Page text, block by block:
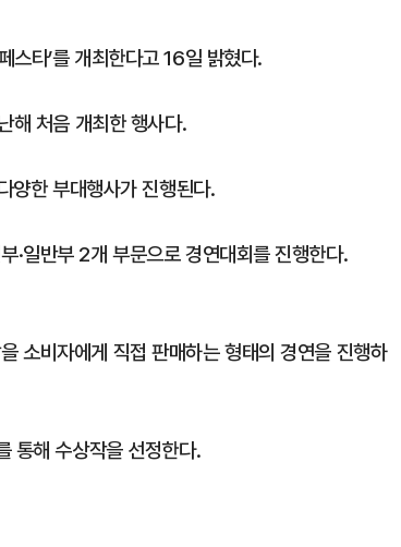
스타’를 개최한다고 16일 밝혔다.
해 처음 개최한 행사다.
양한 부대행사가 진행된다.
·일반부 2개 부문으로 경연대회를 진행한다.
소비자에게 직접 판매하는 형태의 경연을 진행하
통해 수상작을 선정한다.